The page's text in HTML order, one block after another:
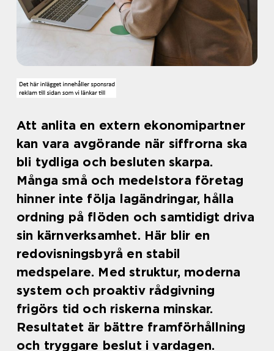
Att anlita en extern ekonomipartner
kan vara avgörande när siffrorna ska
bli tydliga och besluten skarpa.
Många små och medelstora företag
hinner inte följa lagändringar, hålla
ordning på flöden och samtidigt driva
sin kärnverksamhet. Här blir en
redovisningsbyrå en stabil
medspelare. Med struktur, moderna
system och proaktiv rådgivning
frigörs tid och riskerna minskar.
Resultatet är bättre framförhållning
och tryggare beslut i vardagen.